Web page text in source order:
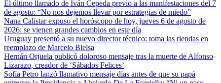
El último llamado de Iván Cepeda previo a las manifestaciones del 7
de agosto: “No nos dejemos llevar por estrategias de miedo”
Nana Calistar expuso el horóscopo de hoy, jueves 6 de agosto de
2026: se vienen grandes cambios en este día
Uruguay presentó a su nuevo director técnico: toma las riendas en
reemplazo de Marcelo Bielsa
Hernán Orjuela publicó doloroso mensaje tras la muerte de Alfonso
Lizarazo, creador de ‘Sábados Felices’
Sofía Petro lanzó llamativo mensaje días antes de que su papá